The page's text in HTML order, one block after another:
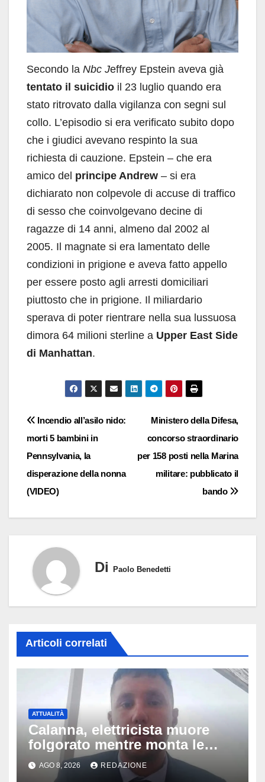
Secondo la Nbc Jeffrey Epstein aveva già
tentato il suicidio il 23 luglio quando era
stato ritrovato dalla vigilanza con segni sul
collo. L’episodio si era verificato subito dopo
che i giudici avevano respinto la sua
richiesta di cauzione. Epstein – che era
amico del principe Andrew – si era
dichiarato non colpevole di accuse di traffico
di sesso che coinvolgevano decine di
ragazze di 14 anni, almeno dal 2002 al
2005. Il magnate si era lamentato delle
condizioni in prigione e aveva fatto appello
per essere posto agli arresti domiciliari
piuttosto che in prigione. Il miliardario
sperava di poter rientrare nella sua lussuosa
dimora 64 milioni sterline a Upper East Side
di Manhattan.
Navigazione
articoli
Ministero della Difesa,
concorso straordinario
per 158 posti nella Marina
militare: pubblicato il
bando
Incendio all’asilo nido:
morti 5 bambini in
Pennsylvania, la
disperazione della nonna
(VIDEO)
Di Paolo Benedetti
Articoli correlati
ATTUALITÀ
Calanna, elettricista muore
folgorato mentre monta le
luminarie della festa: chi era
Fabio Calabrò e cosa è
AGO 8, 2026 REDAZIONE